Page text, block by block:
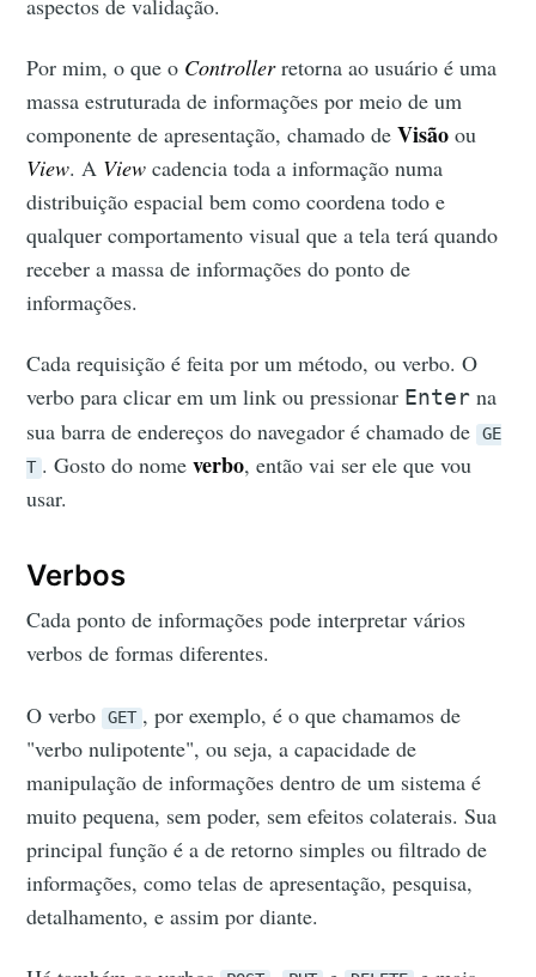
aspectos de validação.
Por mim, o que o Controllerretorna ao usuário é uma
massa estruturada de informações por meio de um
componente de apresentação, chamado deVisão ou
View. A View cadencia toda a informação numa
distribuição espacial bem como coordena todo e
qualquer comportamento visual que a tela terá quando
receber a massa de informações do ponto de
informações.
Cada requisição é feita por um método, ou verbo. O
verbo para clicar em um link ou pressionar Enter na
sua barra de endereços do navegador é chamado de GE
T . Gosto do nomeverbo, então vai ser ele que vou
usar.
Verbos
Cada ponto de informações pode interpretar vários
verbos de formas diferentes.
O verbo GET , por exemplo, é o que chamamos de
"verbo nulipotente", ou seja, a capacidade de
manipulação de informações dentro de um sistema é
muito pequena, sem poder, sem efeitos colaterais. Sua
principal função é a de retorno simples ou filtrado de
informações, como telas de apresentação, pesquisa,
detalhamento, e assim por diante.